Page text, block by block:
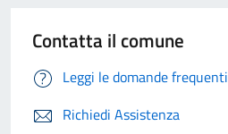
Contatta il comune
Leggi le domande frequenti
Richiedi Assistenza